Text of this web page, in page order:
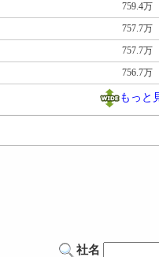
759.4万
757.7万
757.7万
756.7万
もっと
社名